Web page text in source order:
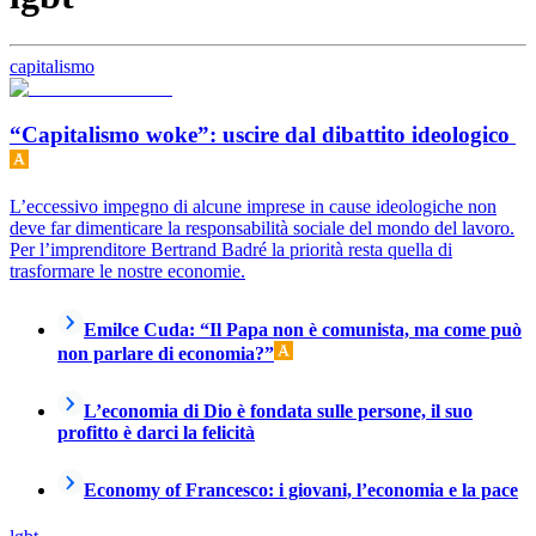
capitalismo
“Capitalismo woke”: uscire dal dibattito ideologico
L’eccessivo impegno di alcune imprese in cause ideologiche non
deve far dimenticare la responsabilità sociale del mondo del lavoro.
Per l’imprenditore Bertrand Badré la priorità resta quella di
trasformare le nostre economie.
Emilce Cuda: “Il Papa non è comunista, ma come può
non parlare di economia?”
L’economia di Dio è fondata sulle persone, il suo
profitto è darci la felicità
Economy of Francesco: i giovani, l’economia e la pace